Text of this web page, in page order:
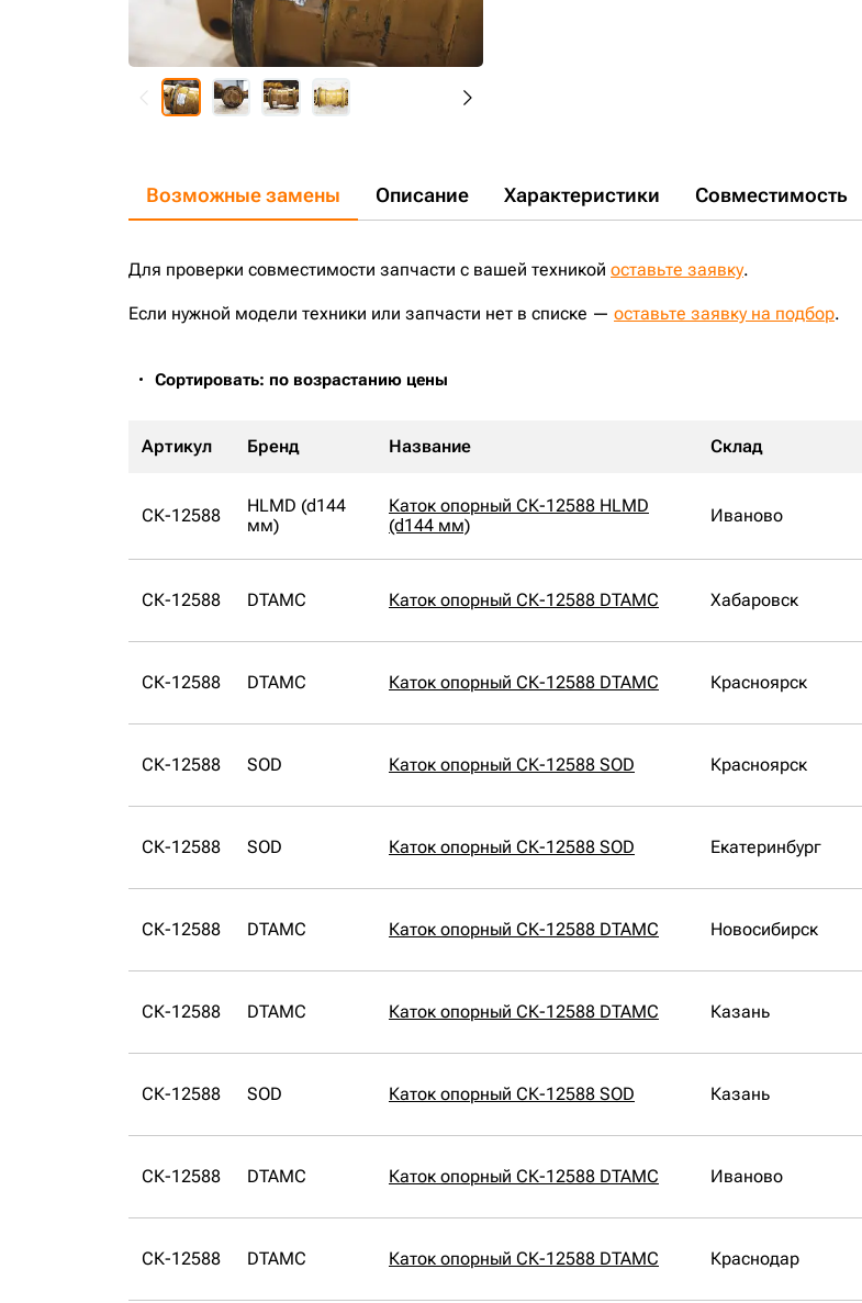
Возможные замены Описание Характеристики Совместимость
Для проверки совместимости запчасти с вашей техникой оставьте заявку.
Если нужной модели техники или запчасти нет в списке — оставьте заявку на подбор.
Сортировать: по возрастанию цены
Артикул Бренд Название Склад
СК-12588
HLMD (d144
мм)
Каток опорный СК-12588 HLMD
(d144 мм)
Иваново
СК-12588 DTAMC Каток опорный СК-12588 DTAMC Хабаровск
СК-12588 DTAMC Каток опорный СК-12588 DTAMC Красноярск
СК-12588 SOD Каток опорный СК-12588 SOD Красноярск
СК-12588 SOD Каток опорный СК-12588 SOD Екатеринбург
СК-12588 DTAMC Каток опорный СК-12588 DTAMC Новосибирск
СК-12588 DTAMC Каток опорный СК-12588 DTAMC Казань
СК-12588 SOD Каток опорный СК-12588 SOD Казань
СК-12588 DTAMC Каток опорный СК-12588 DTAMC Иваново
СК-12588 DTAMC Каток опорный СК-12588 DTAMC Краснодар